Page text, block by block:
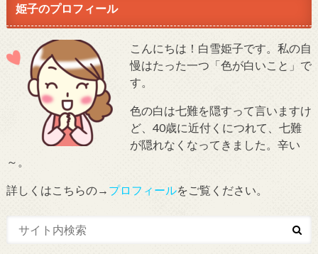
姫子のプロフィール
こんにちは！白雪姫子です。私の自
慢はたった一つ「色が白いこと」で
す。
色の白は七難を隠すって言いますけ
ど、40歳に近付くにつれて、七難
が隠れなくなってきました。辛い
～。
詳しくはこちらの→ プロフィールをご覧ください。